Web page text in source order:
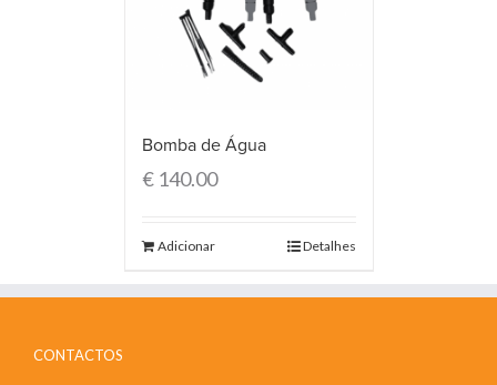
Bomba de Água
€140.00
Adicionar Detalhes
CONTACTOS